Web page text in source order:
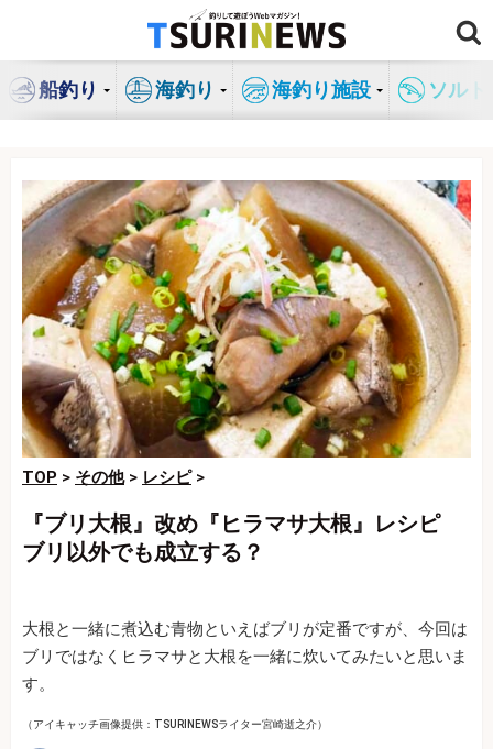
ン
船釣り 海釣り 海釣り施設 ソル
TOP > その他> レシピ>
『ブリ大根』改め『ヒラマサ大根』レシピ
ブリ以外でも成立する？
大根と一緒に煮込む青物といえばブリが定番ですが、今回は
ブリではなくヒラマサと大根を一緒に炊いてみたいと思いま
す。
（アイキャッチ画像提供：TSURINEWSライター宮崎逝之介）